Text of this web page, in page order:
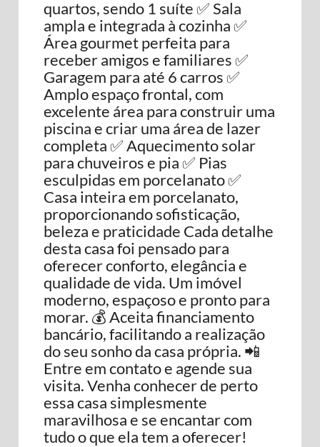
quartos, sendo 1 suíte ✅ Sala
ampla e integrada à cozinha ✅
Área gourmet perfeita para
receber amigos e familiares ✅
Garagem para até 6 carros ✅
Amplo espaço frontal, com
excelente área para construir uma
piscina e criar uma área de lazer
completa ✅ Aquecimento solar
para chuveiros e pia ✅ Pias
esculpidas em porcelanato ✅
Casa inteira em porcelanato,
proporcionando sofisticação,
beleza e praticidade Cada detalhe
desta casa foi pensado para
oferecer conforto, elegância e
qualidade de vida. Um imóvel
moderno, espaçoso e pronto para
morar. 💰 Aceita financiamento
bancário, facilitando a realização
do seu sonho da casa própria. 📲
Entre em contato e agende sua
visita. Venha conhecer de perto
essa casa simplesmente
maravilhosa e se encantar com
tudo o que ela tem a oferecer!